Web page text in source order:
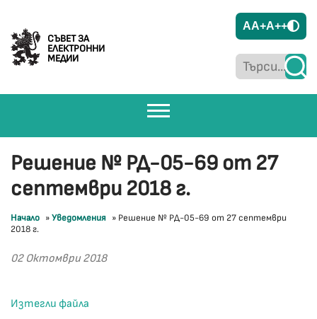
СЪВЕТ ЗА
ЕЛЕКТРОННИ
МЕДИИ
AA+A++
Решение № РД-05-69 от 27
септември 2018 г.
Начало »Уведомления » Решение № РД-05-69 от 27 септември
2018 г.
02 Октомври 2018
Изтегли файла